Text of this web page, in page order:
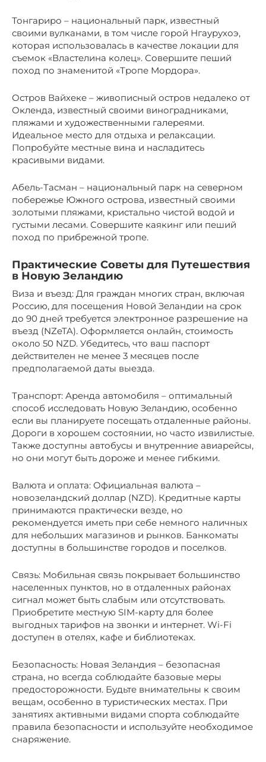
Тонгариро – национальный парк, известный
своими вулканами, в том числе горой Нгаурухоэ,
которая использовалась в качестве локации для
съемок «Властелина колец». Совершите пеший
поход по знаменитой «Тропе Мордора».
Остров Вайхеке – живописный остров недалеко от
Окленда, известный своими виноградниками,
пляжами и художественными галереями.
Идеальное место для отдыха и релаксации.
Попробуйте местные вина и насладитесь
красивыми видами.
Абель-Тасман – национальный парк на северном
побережье Южного острова, известный своими
золотыми пляжами, кристально чистой водой и
густыми лесами. Совершите каякинг или пеший
поход по прибрежной тропе.
Практические Советы для Путешествия
в Новую Зеландию
Виза и въезд: Для граждан многих стран, включая
Россию, для посещения Новой Зеландии на срок
до 90 дней требуется электронное разрешение на
въезд (NZeTA). Оформляется онлайн, стоимость
около 50 NZD. Убедитесь, что ваш паспорт
действителен не менее 3 месяцев после
предполагаемой даты выезда.
Транспорт: Аренда автомобиля – оптимальный
способ исследовать Новую Зеландию, особенно
если вы планируете посещать отдаленные районы.
Дороги в хорошем состоянии, но часто извилистые.
Также доступны автобусы и внутренние авиарейсы,
но они могут быть дороже и менее гибкими.
Валюта и оплата: Официальная валюта –
новозеландский доллар (NZD). Кредитные карты
принимаются практически везде, но
рекомендуется иметь при себе немного наличных
для небольших магазинов и рынков. Банкоматы
доступны в большинстве городов и поселков.
Связь: Мобильная связь покрывает большинство
населенных пунктов, но в отдаленных районах
сигнал может быть слабым или отсутствовать.
Приобретите местную SIM-карту для более
выгодных тарифов на звонки и интернет. Wi-Fi
доступен в отелях, кафе и библиотеках.
Безопасность: Новая Зеландия – безопасная
страна, но всегда соблюдайте базовые меры
предосторожности. Будьте внимательны к своим
вещам, особенно в туристических местах. При
занятиях активными видами спорта соблюдайте
правила безопасности и используйте необходимое
снаряжение.